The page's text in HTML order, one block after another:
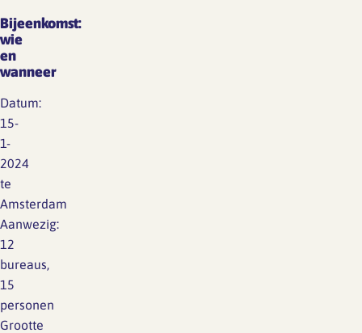
Bijeenkomst:
wie
en
wanneer
Datum:
15-
1-
2024
te
Amsterdam
Aanwezig:
12
bureaus,
15
personen
Grootte